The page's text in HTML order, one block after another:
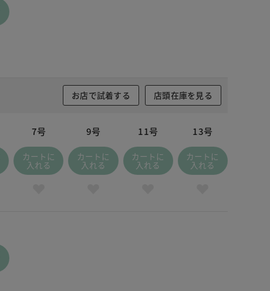
お店で試着する 店頭在庫を見る
7号
カートに
入れる
9号
カートに
入れる
11号
カートに
入れる
13号
カートに
入れる